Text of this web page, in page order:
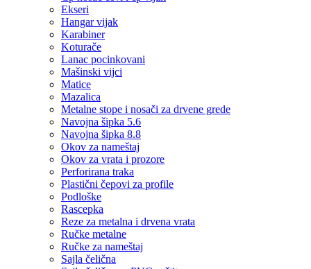
Ekseri
Hangar vijak
Karabiner
Koturače
Lanac pocinkovani
Mašinski vijci
Matice
Mazalica
Metalne stope i nosači za drvene grede
Navojna šipka 5.6
Navojna šipka 8.8
Okov za nameštaj
Okov za vrata i prozore
Perforirana traka
Plastični čepovi za profile
Podloške
Rascepka
Reze za metalna i drvena vrata
Ručke metalne
Ručke za nameštaj
Sajla čelična